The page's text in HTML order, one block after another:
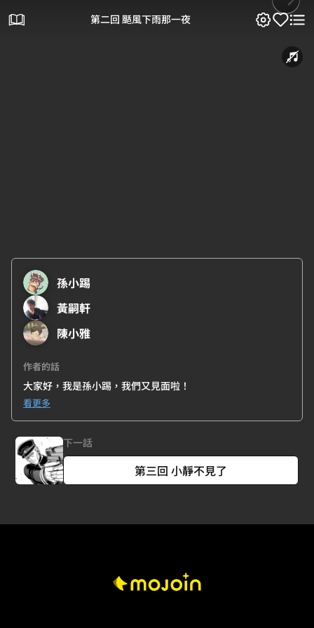
第二回 颳風下雨那一夜
孫小踢
黃嗣軒
陳小雅
作者的話
大家好，我是孫小踢，我們又見面啦！
才剛開始就給各位帶來了震撼彈，你們還好嗎？
難過完了，趕緊去封禁之地打兩隻龍壓壓驚…
看更多
下一話
第三回 小靜不見了